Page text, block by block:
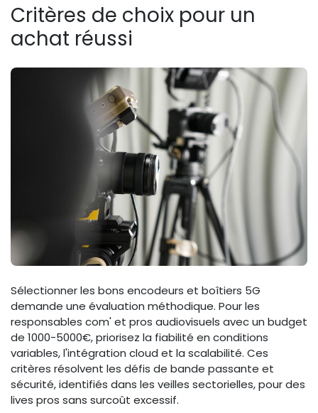
Critères de choix pour un
achat réussi
Sélectionner les bons encodeurs et boîtiers 5G
demande une évaluation méthodique. Pour les
responsables com' et pros audiovisuels avec un budget
de 1000-5000€, priorisez la fiabilité en conditions
variables, l'intégration cloud et la scalabilité. Ces
critères résolvent les défis de bande passante et
sécurité, identifiés dans les veilles sectorielles, pour des
lives pros sans surcoût excessif.